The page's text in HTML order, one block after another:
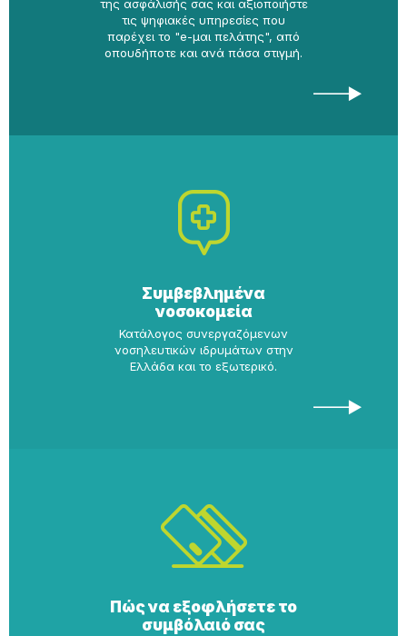
της ασφάλισής σας και αξιοποιήστε
τις ψηφιακές υπηρεσίες που
παρέχει το "e-μαι πελάτης", από
οπουδήποτε και ανά πάσα στιγμή.
Συμβεβλημένα
νοσοκομεία
Κατάλογος συνεργαζόμενων
νοσηλευτικών ιδρυμάτων στην
Ελλάδα και το εξωτερικό.
Πώς να εξοφλήσετε το
συμβόλαιό σας